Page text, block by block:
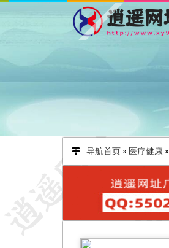
导航首页» 医疗健康»